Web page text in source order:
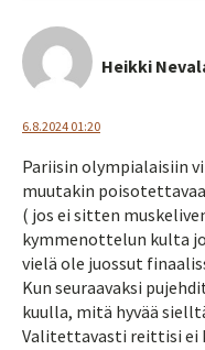
Heikki
6.8.2024 01:20
Pariisin olympialaisiin
muutakin
( jos ei sitten
kymmenottelun kulta
vielä ole juossut
Kun seuraavaksi
kuulla, mitä hyvää
Valitettavasti reittisi ei